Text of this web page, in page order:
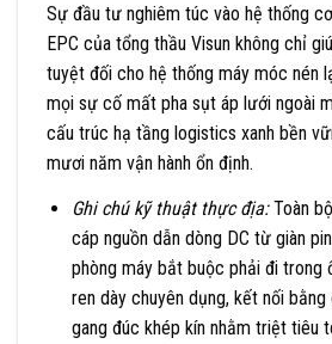
Sự đầu tư nghiêm túc vào hệ thống
EPC của tổng thầu Visun không chỉ
tuyệt đối cho hệ thống máy móc nén
mọi sự cố mất pha sụt áp lưới ngoài
cấu trúc hạ tầng logistics xanh bền
mươi năm vận hành ổn định.
Ghi chú kỹ thuật thực địa:Toàn
cáp nguồn dẫn dòng DC từ giàn
phòng máy bắt buộc phải đi trong
ren dày chuyên dụng, kết nối
gang đúc khép kín nhằm triệt tiêu